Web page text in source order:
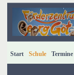
Start Schule Termine